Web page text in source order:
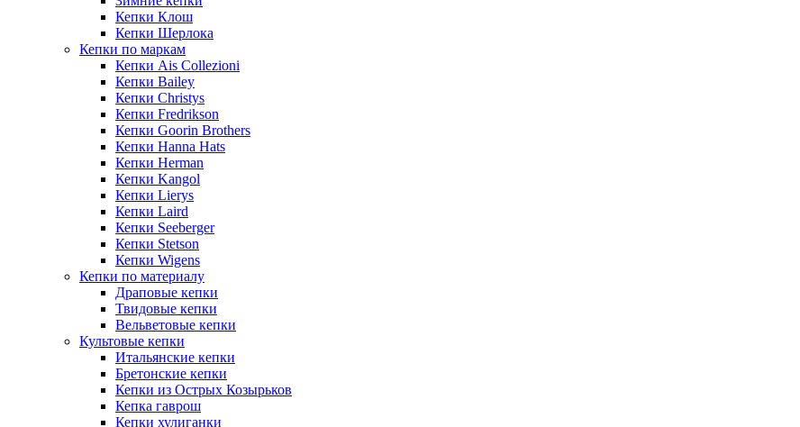
Кепки Клош
Кепки Шерлока
Кепки по маркам
Кепки Ais Collezioni
Кепки Bailey
Кепки Christys
Кепки Fredrikson
Кепки Goorin Brothers
Кепки Hanna Hats
Кепки Herman
Кепки Kangol
Кепки Lierys
Кепки Laird
Кепки Seeberger
Кепки Stetson
Кепки Wigens
Кепки по материалу
Драповые кепки
Твидовые кепки
Вельветовые кепки
Культовые кепки
Итальянские кепки
Бретонские кепки
Кепки из Острых Козырьков
Кепка гаврош
Кепки хулиганки